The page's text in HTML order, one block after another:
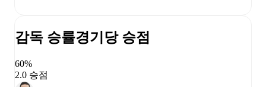
감독 승률경기당 승점
60%
2.0 승점